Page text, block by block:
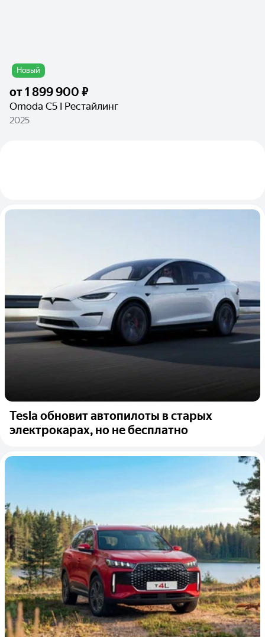
Новый
от1 899 900 ₽
Omoda C5 I Рестайлинг
2025
Tesla обновит автопилоты в старых
электрокарах, но не бесплатно